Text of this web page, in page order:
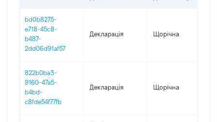
bd0b8275-
e718-45c8-
b487-
2dd06d91af57
Декларація Щорічна
822b0ba3-
9160-47a5-
b4bd-
c8fde54f77fb
Декларація Щорічна